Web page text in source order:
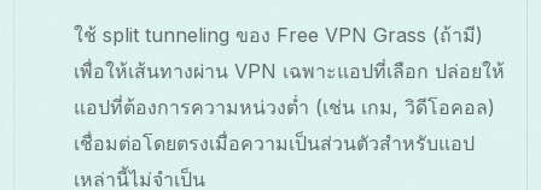
ใช้ split tunneling ของ Free VPN Grass (ถ้ามี)
เพื่อให้เส้นทางผ่าน VPN เฉพาะแอปที่เลือก ปล่อยให้
แอปที่ต้องการความหน่วงต่ำ (เช่น เกม, วิดีโอคอล)
เชื่อมต่อโดยตรงเมื่อความเป็นส่วนตัวสำหรับแอป
เหล่านี้ไม่จำเป็น